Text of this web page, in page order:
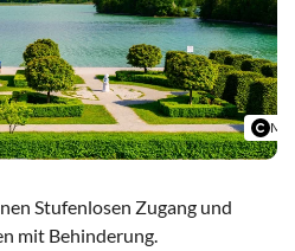
Stufenlosen Zugang und
mit Behinderung.